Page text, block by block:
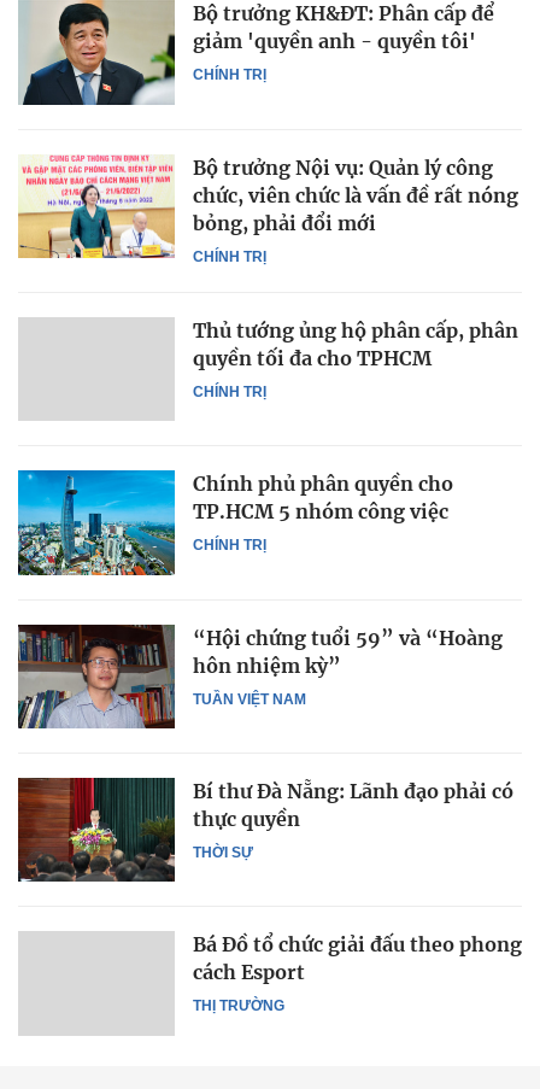
CHÍNH TRỊ
Bộ trưởng KH&ĐT: Phân cấp để
giảm 'quyền anh - quyền tôi'
CHÍNH TRỊ
Bộ trưởng Nội vụ: Quản lý công
chức, viên chức là vấn đề rất nóng
bỏng, phải đổi mới
CHÍNH TRỊ
Thủ tướng ủng hộ phân cấp, phân
quyền tối đa cho TPHCM
CHÍNH TRỊ
Chính phủ phân quyền cho
TP.HCM 5 nhóm công việc
TUẦN VIỆT NAM
“Hội chứng tuổi 59” và “Hoàng
hôn nhiệm kỳ”
THỜI SỰ
Bí thư Đà Nẵng: Lãnh đạo phải có
thực quyền
THỊ TRƯỜNG
Bá Đồ tổ chức giải đấu theo phong
cách Esport